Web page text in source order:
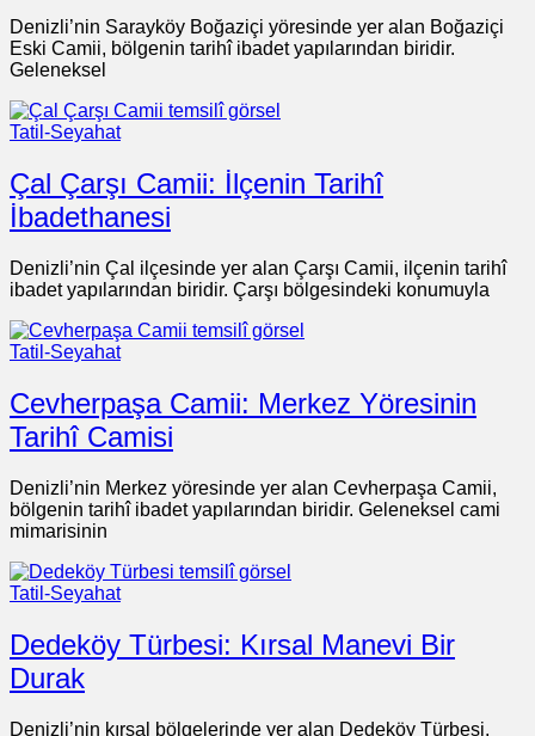
Denizli’nin Sarayköy Boğaziçi yöresinde yer alan Boğaziçi
Eski Camii, bölgenin tarihî ibadet yapılarından biridir.
Geleneksel
Tatil-Seyahat
Çal Çarşı Camii: İlçenin Tarihî
İbadethanesi
Denizli’nin Çal ilçesinde yer alan Çarşı Camii, ilçenin tarihî
ibadet yapılarından biridir. Çarşı bölgesindeki konumuyla
Tatil-Seyahat
Cevherpaşa Camii: Merkez Yöresinin
Tarihî Camisi
Denizli’nin Merkez yöresinde yer alan Cevherpaşa Camii,
bölgenin tarihî ibadet yapılarından biridir. Geleneksel cami
mimarisinin
Tatil-Seyahat
Dedeköy Türbesi: Kırsal Manevi Bir
Durak
Denizli’nin kırsal bölgelerinde yer alan Dedeköy Türbesi,